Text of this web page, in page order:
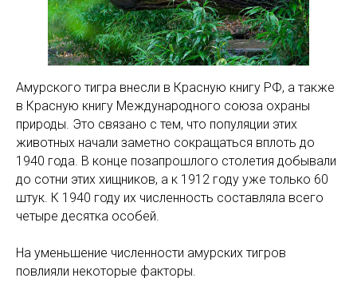
Амурского тигра внесли в Красную книгу РФ, а также
в Красную книгу Международного союза охраны
природы. Это связано с тем, что популяции этих
животных начали заметно сокращаться вплоть до
1940 года. В конце позапрошлого столетия добывали
до сотни этих хищников, а к 1912 году уже только 60
штук. К 1940 году их численность составляла всего
четыре десятка особей.
На уменьшение численности амурских тигров
повлияли некоторые факторы.